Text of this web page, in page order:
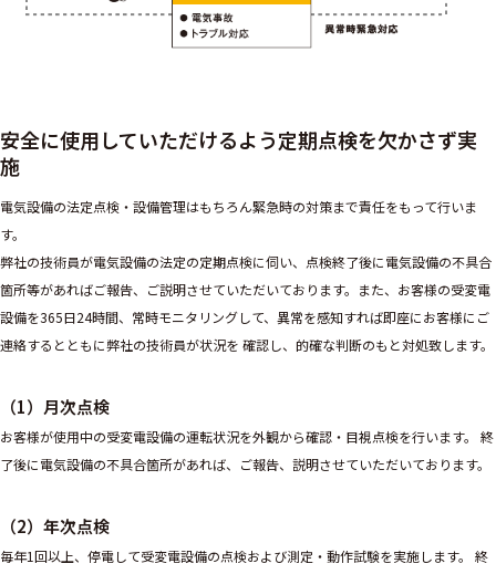
安全に使用していただけるよう定期点検を欠かさず実
施
電気設備の法定点検・設備管理はもちろん緊急時の対策まで責任をもって行いま
す。
弊社の技術員が電気設備の法定の定期点検に伺い、点検終了後に電気設備の不具合
箇所等があればご報告、ご説明させていただいております。また、お客様の受変電
設備を365日24時間、常時モニタリングして、異常を感知すれば即座にお客様にご
連絡するとともに弊社の技術員が状況を 確認し、的確な判断のもと対処致します。
（1）月次点検
お客様が使用中の受変電設備の運転状況を外観から確認・目視点検を行います。 終
了後に電気設備の不具合箇所があれば、ご報告、説明させていただいております。
（2）年次点検
毎年1回以上、停電して受変電設備の点検および測定・動作試験を実施します。 終